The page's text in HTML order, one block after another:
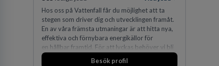
Hos oss på Vattenfall får du möjlighet att ta
stegen som driver dig och utvecklingen framåt.
En av våra främsta utmaningar är att hitta nya,
effektiva och förnybara energikällor för
en hållbar framtid. För att lyckas behöver vi bli
fler medarbetare som vill göra skillnad.
Besök profil